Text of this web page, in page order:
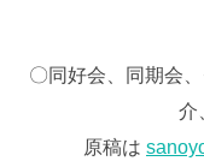
〇同好会、同期会
介
原稿は